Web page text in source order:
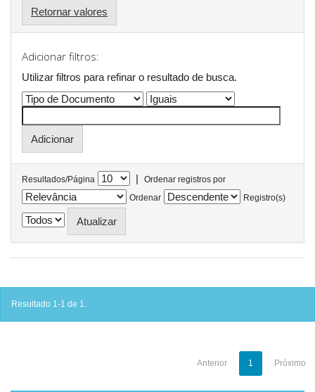
Retornar valores
Adicionar filtros:
Utilizar filtros para refinar o resultado de busca.
Resultados/Página |
Ordenar registros por
Ordenar
Registro(s)
Resultado 1-1 de 1.
Anterior 1 Próximo